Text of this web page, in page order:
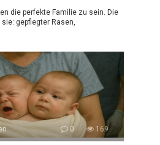
die perfekte Familie zu sein. Die
gepflegter Rasen,
0 169